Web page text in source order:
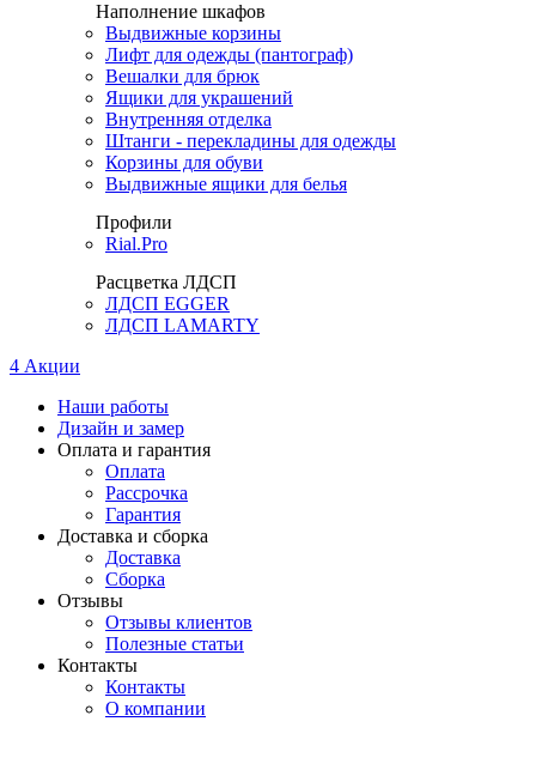
Наполнение шкафов
Выдвижные корзины
Лифт для одежды (пантограф)
Вешалки для брюк
Ящики для украшений
Внутренняя отделка
Штанги - перекладины для одежды
Корзины для обуви
Выдвижные ящики для белья
Профили
Rial.Pro
Расцветка ЛДСП
ЛДСП EGGER
ЛДСП LAMARTY
4 Акции
Наши работы
Дизайн и замер
Оплата и гарантия
Оплата
Рассрочка
Гарантия
Доставка и сборка
Доставка
Сборка
Отзывы
Отзывы клиентов
Полезные статьи
Контакты
Контакты
О компании